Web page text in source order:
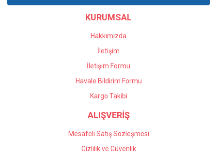
Ürün bilgilerinde hatalar bulunuyor.
Ürün fiyatı diğer sitelerden daha pahalı.
Gönder
KURUMSAL
Hakkımızda
İletişim
İletişim Formu
Havale Bildirim Formu
Kargo Takibi
ALIŞVERİŞ
Mesafeli Satış Sözleşmesi
Gizlilik ve Güvenlik